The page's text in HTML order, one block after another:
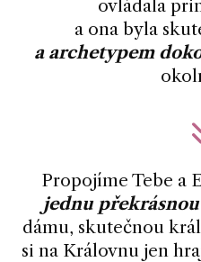
ovládala
a ona byla
a archetypem
Propojíme Tebe a
jednu
dámu, skutečnou
si na Královnu jen